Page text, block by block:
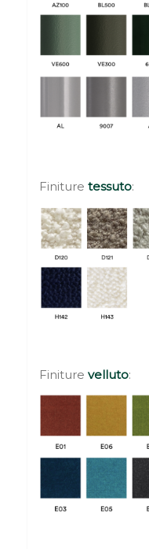
Finiture tessuto:
Finiture velluto: